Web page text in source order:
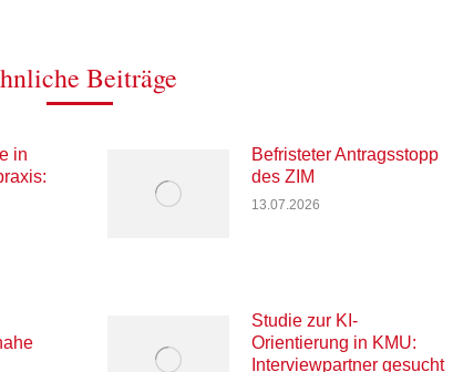
Beiträge
in
Befristeter Antragsstopp
des ZIM
13.07.2026
Studie zur KI-
Orientierung in KMU:
Interviewpartner gesucht